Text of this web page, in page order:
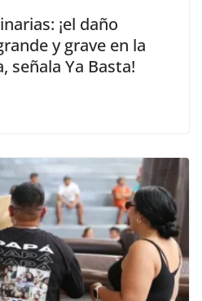
¡el daño
y grave en la
señala Ya Basta!